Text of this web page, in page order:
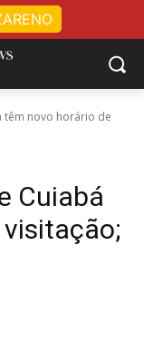
têm novo horário de
Cuiabá